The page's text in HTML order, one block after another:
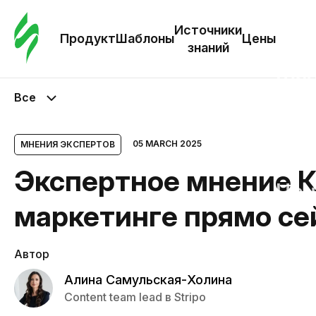
ПродуктШаблоны
Источники
знаний
Цены
Все
МНЕНИЯ ЭКСПЕРТОВ 05 MARCH 2025
Экспертное мнение
маркетинге прямо
Автор
Алина Самульская-Холина
Content team lead в Stripo